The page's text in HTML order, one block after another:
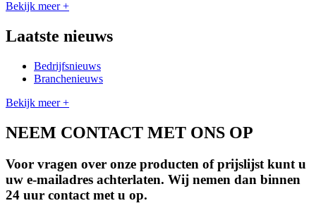
Bekijk meer +
Laatste nieuws
Bedrijfsnieuws
Branchenieuws
Bekijk meer +
NEEM CONTACT MET ONS OP
Voor vragen over onze producten of prijslijst kunt u
uw e-mailadres achterlaten. Wij nemen dan binnen
24 uur contact met u op.